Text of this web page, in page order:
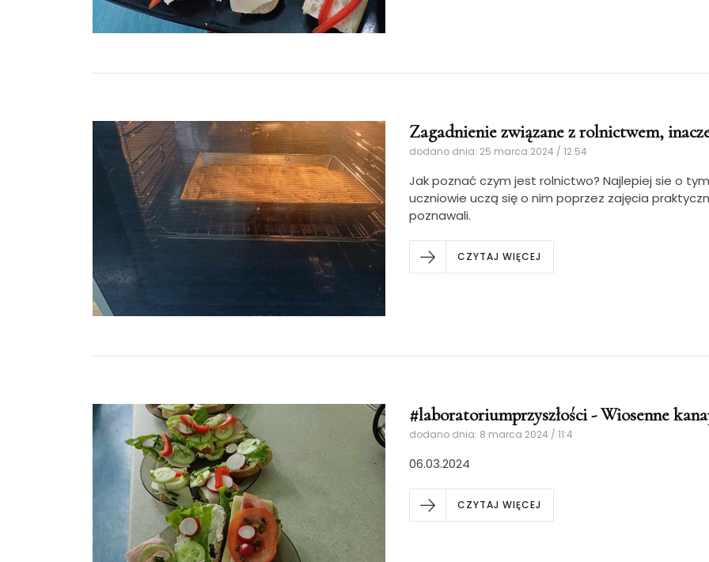
Zagadnienie związane z rolnictwem,
dodano dnia: 25 marca 2024 / 12:54
Jak poznać czym jest rolnictwo? Najlepiej sie o
uczniowie uczą się o nim poprzez zajęcia
poznawali.
CZYTAJ WIĘCEJ
#laboratoriumprzyszłości - Wiosenne
dodano dnia: 8 marca 2024 / 11:4
06.03.2024
CZYTAJ WIĘCEJ